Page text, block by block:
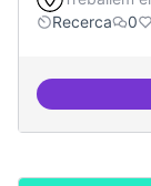
Recerca
0